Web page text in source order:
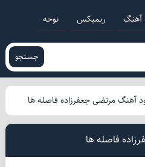
آهنگ ریمیکس نوحه
جستجو
آهنگ مرتضی جعفرزاده فاصله ها
فاصله ها